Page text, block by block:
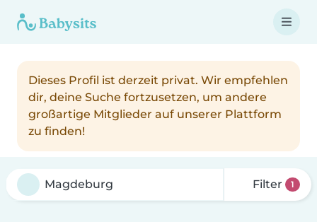
Dieses Profil ist derzeit privat. Wir empfehlen
dir, deine Suche fortzusetzen, um andere
großartige Mitglieder auf unserer Plattform
zu finden!
Filter 1